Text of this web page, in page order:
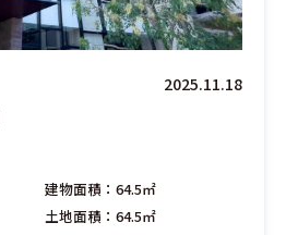
2025.11.18
建物面積：64.5㎡
土地面積：64.5㎡